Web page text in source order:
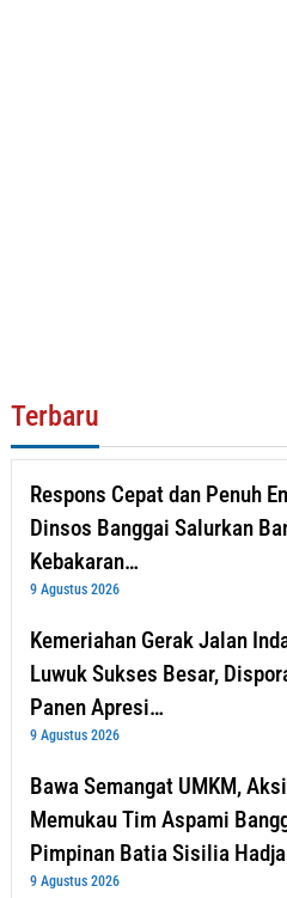
Terbaru
Respons Cepat dan Penuh
Dinsos Banggai Salurkan
Kebakaran…
9 Agustus 2026
Kemeriahan Gerak Jalan
Luwuk Sukses Besar,
Panen Apresi…
9 Agustus 2026
Bawa Semangat UMKM, Aksi
Memukau Tim Aspami
Pimpinan Batia Sisilia
9 Agustus 2026